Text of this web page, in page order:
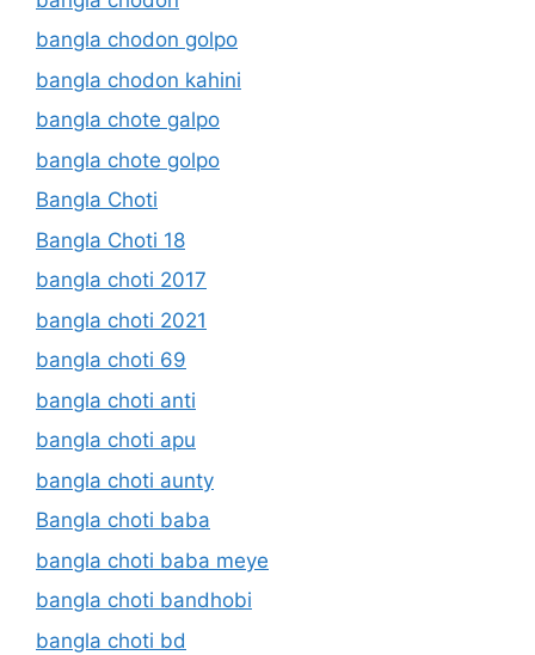
bangla chodon golpo
bangla chodon kahini
bangla chote galpo
bangla chote golpo
Bangla Choti
Bangla Choti 18
bangla choti 2017
bangla choti 2021
bangla choti 69
bangla choti anti
bangla choti apu
bangla choti aunty
Bangla choti baba
bangla choti baba meye
bangla choti bandhobi
bangla choti bd